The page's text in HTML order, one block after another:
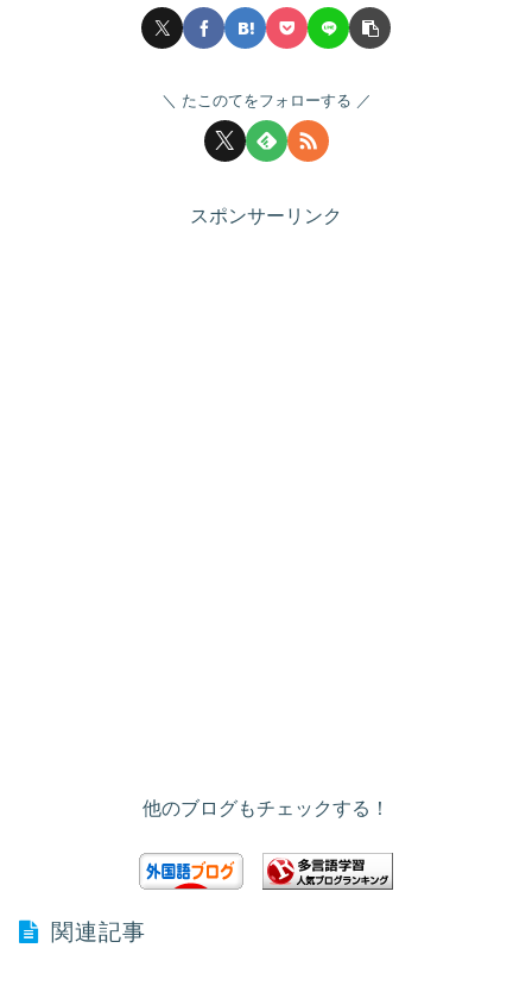
たこのてをフォローする
スポンサーリンク
他のブログもチェックする！
関連記事